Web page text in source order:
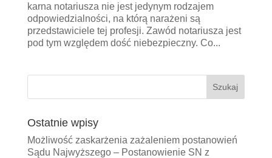
karna notariusza nie jest jedynym rodzajem
odpowiedzialności, na którą narażeni są
przedstawiciele tej profesji. Zawód notariusza jest
pod tym względem dość niebezpieczny. Co...
Ostatnie wpisy
Możliwość zaskarżenia zażaleniem postanowień
Sądu Najwyższego – Postanowienie SN z